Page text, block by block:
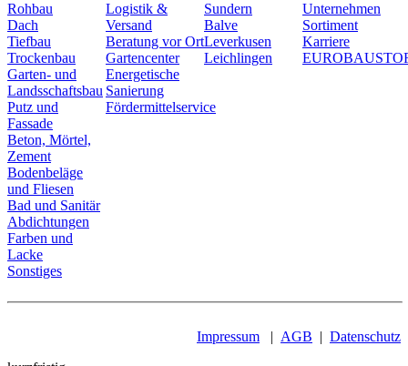
Rohbau
Dach
Tiefbau
Trockenbau
Garten- und
Landsschaftsbau
Putz und
Fassade
Beton, Mörtel,
Zement
Bodenbeläge
und Fliesen
Bad und Sanitär
Abdichtungen
Farben und
Lacke
Sonstiges
Logistik &
Versand
Beratung vor Ort
Gartencenter
Energetische
Sanierung
Fördermittelservice
Sundern
Balve
Leverkusen
Leichlingen
Unternehmen
Sortiment
Karriere
Impressum | AGB | Datenschutz